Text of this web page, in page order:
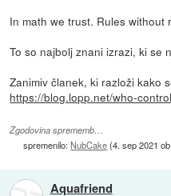
In math we trust. Rules without
To so najbolj znani izrazi, ki se
Zanimiv članek, ki razloži kako
https://blog.lopp.net/who-
Zgodovina sprememb…
spremenilo:NubCake(4. sep 2021
Aquafriend